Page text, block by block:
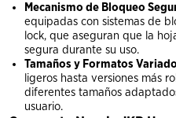
Mecanismo de Bloqueo
equipadas con sistemas de
lock, que aseguran que la
segura durante su uso.
Tamaños y Formatos
ligeros hasta versiones más
diferentes tamaños
usuario.